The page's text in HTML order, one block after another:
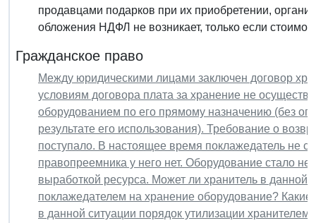
продавцами подарков при их приобретении,
обложения НДФЛ не возникает, только если
Гражданское право
Между юридическими лицами заключен договор
условиям договора плата за хранение не
оборудованием по его прямому назначению (без
результате его использования). Требование о
поступало. В настоящее время поклажедатель не
правопреемника у него нет. Оборудование стало
выработкой ресурса. Может ли хранитель в данной
поклажедателем на хранение оборудование?
в данной ситуации порядок утилизации хранителем